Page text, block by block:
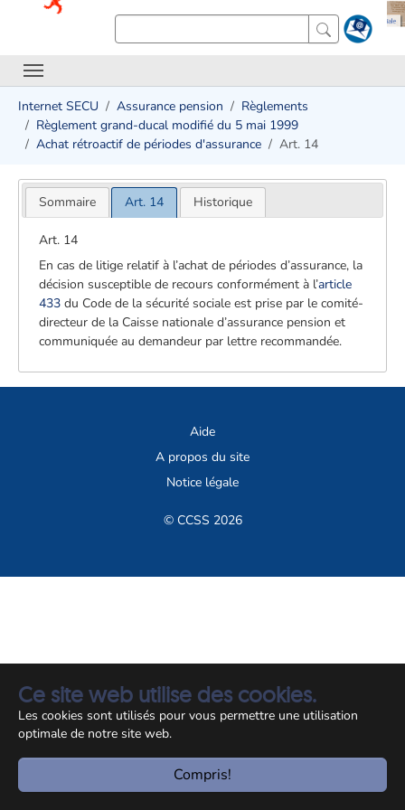
Ce site web utilise des cookies.
Les cookies sont utilisés pour vous permettre une utilisation
optimale de notre site web.
Compris!
Internet SECU Assurance pension
Règlements
Règlement grand-ducal modifié du 5 mai 1999
Achat rétroactif de périodes d'assurance
Art. 14
Sommaire Art. 14 Historique
Art. 14
En cas de litige relatif à l’achat de périodes d’assurance, la
décision susceptible de recours conformément à l’article
433 du Code de la sécurité sociale est prise par le comité-
directeur de la Caisse nationale d’assurance pension et
communiquée au demandeur par lettre recommandée.
Aide
A propos du site
Notice légale
© CCSS 2026